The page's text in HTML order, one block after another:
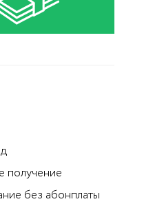
получение
без абонплаты